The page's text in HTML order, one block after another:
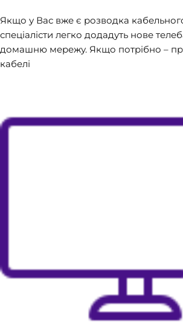
Якщо у Вас вже є розводка
спеціалісти легко додадуть нове
домашню мережу. Якщо потрібно –
кабелі